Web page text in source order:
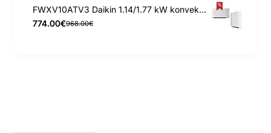
FWXV10ATV3 Daikin 1.14/1.77 kW konvektorius
774.00€968.00€